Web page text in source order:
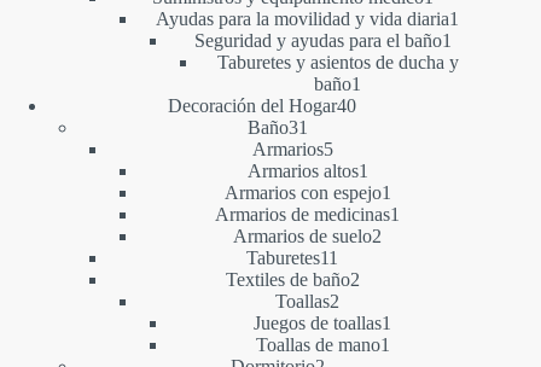
producto
Ayudas para la movilidad y vida diaria1
Seguridad y ayudas para el baño1
producto
Taburetes y asientos de ducha y
baño1
Decoración del Hogar4040
Baño31
productos
Armarios55
productos
Armarios altos1
producto
Armarios con espejo1
producto
Armarios de medicinas1
Armarios de suelo2
Taburetes11
productos
Textiles de baño22
Toallas2
productos
Juegos de toallas1
Toallas de mano1